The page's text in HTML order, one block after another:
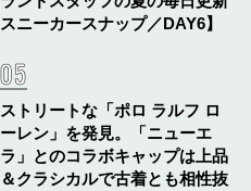
スニーカースナップ／DAY6】
ストリートな「ポロ ラルフ ロ
ーレン」を発見。「ニューエ
ラ」とのコラボキャップは上品
＆クラシカルで古着とも相性抜